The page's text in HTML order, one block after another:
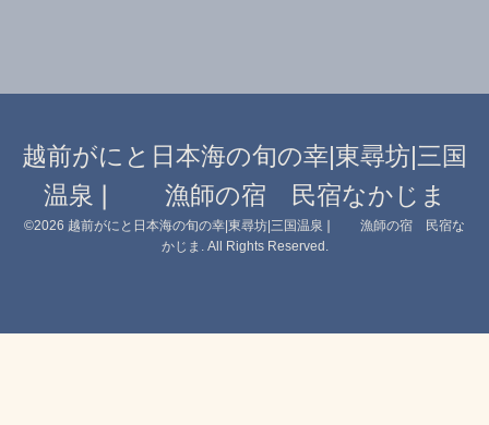
越前がにと日本海の旬の幸|東尋坊|三国
温泉❘ 漁師の宿 民宿なかじま
©2026 越前がにと日本海の旬の幸|東尋坊|三国温泉❘ 漁師の宿 民宿な
かじま
. All Rights Reserved.